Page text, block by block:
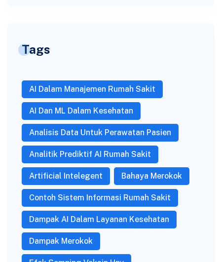
Tags
AI Dalam Manajemen Rumah Sakit
AI Dan ML Dalam Kesehatan
Analisis Data Untuk Perawatan Pasien
Analitik Prediktif AI Rumah Sakit
Artificial Intelegent Bahaya Merokok
Contoh Sistem Informasi Rumah Sakit
Dampak AI Dalam Layanan Kesehatan
Dampak Merokok